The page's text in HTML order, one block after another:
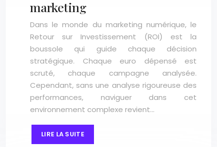
marketing
Dans le monde du marketing numérique, le
Retour sur Investissement (ROI) est la
boussole qui guide chaque décision
stratégique. Chaque euro dépensé est
scruté, chaque campagne analysée.
Cependant, sans une analyse rigoureuse des
performances, naviguer dans cet
environnement complexe revient…
LIRE LA SUITE